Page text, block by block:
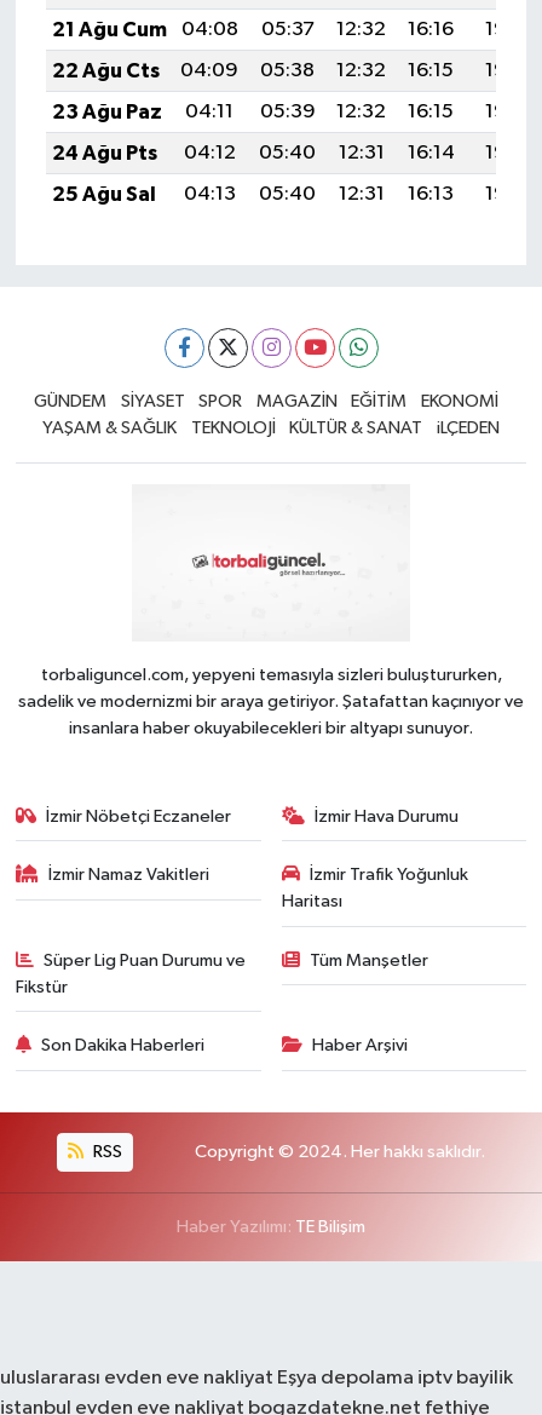
21 Ağu Cum
04:08 05:37 12:32 16:16
19:17
22 Ağu Cts
04:09 05:38 12:32 16:15
19:16
23 Ağu Paz
04:11 05:39 12:32 16:15
19:15
24 Ağu Pts
04:12 05:40 12:31 16:14
19:13
25 Ağu Sal
04:13 05:40 12:31 16:13 19:12
GÜNDEM SİYASET SPOR MAGAZİN EĞİTİM
EKONOMİ
YAŞAM & SAĞLIK
TEKNOLOJİ KÜLTÜR & SANAT iLÇEDEN
torbaliguncel.com, yepyeni temasıyla sizleri buluştururken,
sadelik ve modernizmi bir araya getiriyor. Şatafattan kaçınıyor ve
insanlara haber okuyabilecekleri bir altyapı sunuyor.
İzmir Nöbetçi Eczaneler İzmir Hava Durumu
İzmir Namaz Vakitleri
İzmir Trafik Yoğunluk
Haritası
Süper Lig Puan Durumu ve
Fikstür
Tüm Manşetler
Son Dakika Haberleri Haber Arşivi
RSS Copyright © 2024. Her hakkı saklıdır.
Haber Yazılımı: TE Bilişim
uluslararası evden eve nakliyat Eşya depolama iptv bayilik
istanbul evden eve nakliyat bogazdatekne.net fethiye